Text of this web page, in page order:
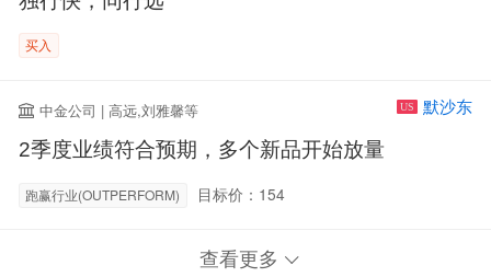
买入
中金公司 | 高远,刘雅馨等 US 默沙东
2季度业绩符合预期，多个新品开始放量
跑赢行业(OUTPERFORM) 目标价：154
查看更多